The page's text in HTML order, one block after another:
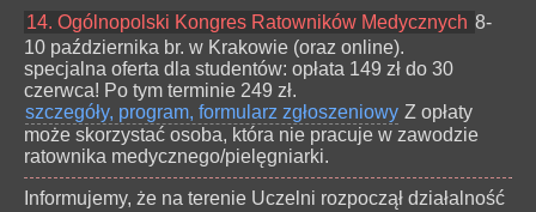
14. Ogólnopolski Kongres Ratowników Medycznych 8-
10 października br. w Krakowie (oraz online).
specjalna oferta dla studentów: opłata 149 zł do 30
czerwca! Po tym terminie 249 zł.
szczegóły, program, formularz zgłoszeniowy Z opłaty
może skorzystać osoba, która nie pracuje w zawodzie
ratownika medycznego/pielęgniarki.
Informujemy, że na terenie Uczelni rozpoczął działalność